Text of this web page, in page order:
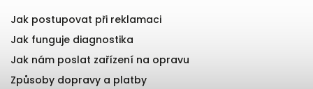
Jak postupovat při reklamaci
Jak funguje diagnostika
Jak nám poslat zařízení na opravu
Způsoby dopravy a platby